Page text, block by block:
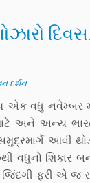
દર્શન
એક વધુ નવેમ્બર
અને અન્ય
આવી
વધુનો શિકાર
જિંદગી ફરી એ જ